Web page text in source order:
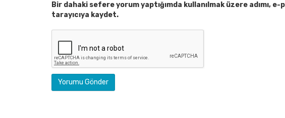
Bir dahaki sefere yorum yaptığımda kullanılmak üzere adımı,
tarayıcıya kaydet.